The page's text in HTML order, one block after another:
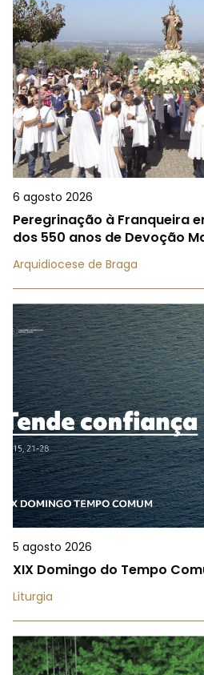
6 agosto 2026
Peregrinação à Franqueira
dos 550 anos de Devoção
Arquidiocese de Braga
5 agosto 2026
XIX Domingo do Tempo
Liturgia